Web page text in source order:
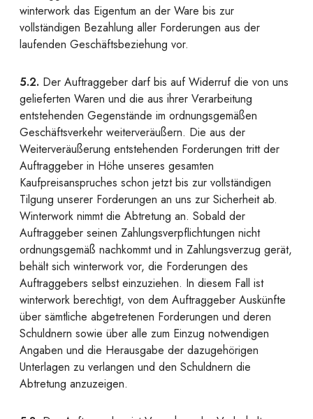
winterwork das Eigentum an der Ware bis zur
vollständigen Bezahlung aller Forderungen aus der
laufenden Geschäftsbeziehung vor.
5.2. Der Auftraggeber darf bis auf Widerruf die von uns
gelieferten Waren und die aus ihrer Verarbeitung
entstehenden Gegenstände im ordnungsgemäßen
Geschäftsverkehr weiterveräußern. Die aus der
Weiterveräußerung entstehenden Forderungen tritt der
Auftraggeber in Höhe unseres gesamten
Kaufpreisanspruches schon jetzt bis zur vollständigen
Tilgung unserer Forderungen an uns zur Sicherheit ab.
Winterwork nimmt die Abtretung an. Sobald der
Auftraggeber seinen Zahlungsverpflichtungen nicht
ordnungsgemäß nachkommt und in Zahlungsverzug gerät,
behält sich winterwork vor, die Forderungen des
Auftraggebers selbst einzuziehen. In diesem Fall ist
winterwork berechtigt, von dem Auftraggeber Auskünfte
über sämtliche abgetretenen Forderungen und deren
Schuldnern sowie über alle zum Einzug notwendigen
Angaben und die Herausgabe der dazugehörigen
Unterlagen zu verlangen und den Schuldnern die
Abtretung anzuzeigen.